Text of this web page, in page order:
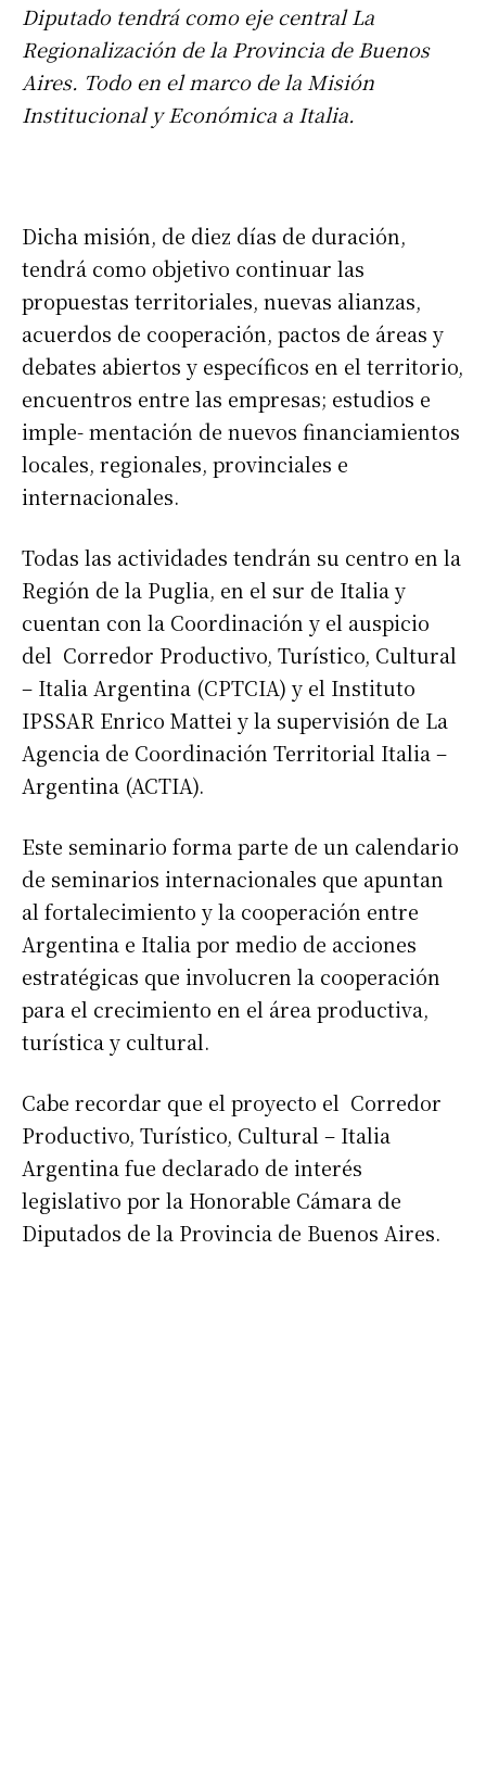
Diputado tendrá como eje central La
Regionalización de la Provincia de Buenos
Aires. Todo en el marco de la Misión
Institucional y Económica a Italia.
Dicha misión, de diez días de duración,
tendrá como objetivo continuar las
propuestas territoriales, nuevas alianzas,
acuerdos de cooperación, pactos de áreas y
debates abiertos y específicos en el territorio,
encuentros entre las empresas; estudios e
imple- mentación de nuevos financiamientos
locales, regionales, provinciales e
internacionales.
Todas las actividades tendrán su centro en la
Región de la Puglia, en el sur de Italia y
cuentan con la Coordinación y el auspicio
del Corredor Productivo, Turístico, Cultural
– Italia Argentina (CPTCIA) y el Instituto
IPSSAR Enrico Mattei y la supervisión de La
Agencia de Coordinación Territorial Italia –
Argentina (ACTIA).
Este seminario forma parte de un calendario
de seminarios internacionales que apuntan
al fortalecimiento y la cooperación entre
Argentina e Italia por medio de acciones
estratégicas que involucren la cooperación
para el crecimiento en el área productiva,
turística y cultural.
Cabe recordar que el proyecto el Corredor
Productivo, Turístico, Cultural – Italia
Argentina fue declarado de interés
legislativo por la Honorable Cámara de
Diputados de la Provincia de Buenos Aires.